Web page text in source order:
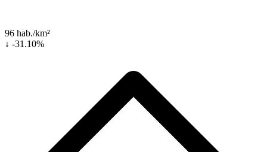
96 hab./km²
↓ -31.10%